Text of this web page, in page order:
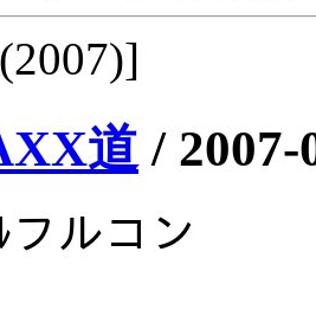
道 / 2007-
ルコン